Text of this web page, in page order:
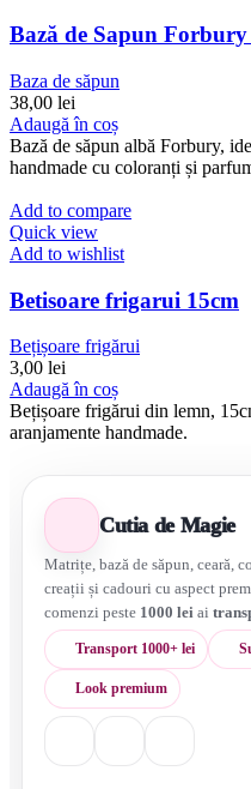
Bază de Sapun
Baza de săpun
38,00 lei
Adaugă în coș
Bază de săpun albă Forbury,
handmade cu coloranți și
Add to compare
Quick view
Add to wishlist
Betisoare frigarui 15cm
Bețișoare frigărui
3,00 lei
Adaugă în coș
Bețișoare frigărui din lemn,
aranjamente handmade.
Cutia de Magie
Matrițe, bază de săpun, ceară,
creații și cadouri cu aspect
comenzi peste 1000 leiai
Transport 1000+ lei
Look premium